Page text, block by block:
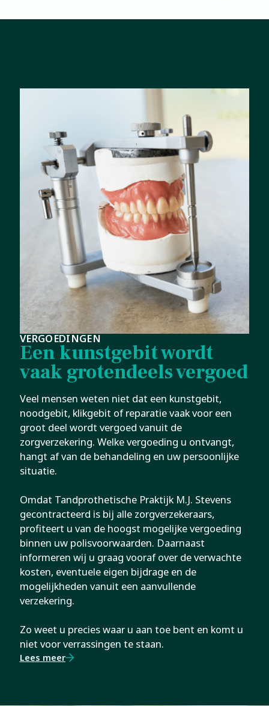
VERGOEDINGEN
Een kunstgebit wordt
vaak grotendeels vergoed
Veel mensen weten niet dat een kunstgebit,
noodgebit, klikgebit of reparatie vaak voor een
groot deel wordt vergoed vanuit de
zorgverzekering. Welke vergoeding u ontvangt,
hangt af van de behandeling en uw persoonlijke
situatie.
Omdat Tandprothetische Praktijk M.J. Stevens
gecontracteerd is bij alle zorgverzekeraars,
profiteert u van de hoogst mogelijke vergoeding
binnen uw polisvoorwaarden. Daarnaast
informeren wij u graag vooraf over de verwachte
kosten, eventuele eigen bijdrage en de
mogelijkheden vanuit een aanvullende
verzekering.
Zo weet u precies waar u aan toe bent en komt u
niet voor verrassingen te staan.
Lees meer